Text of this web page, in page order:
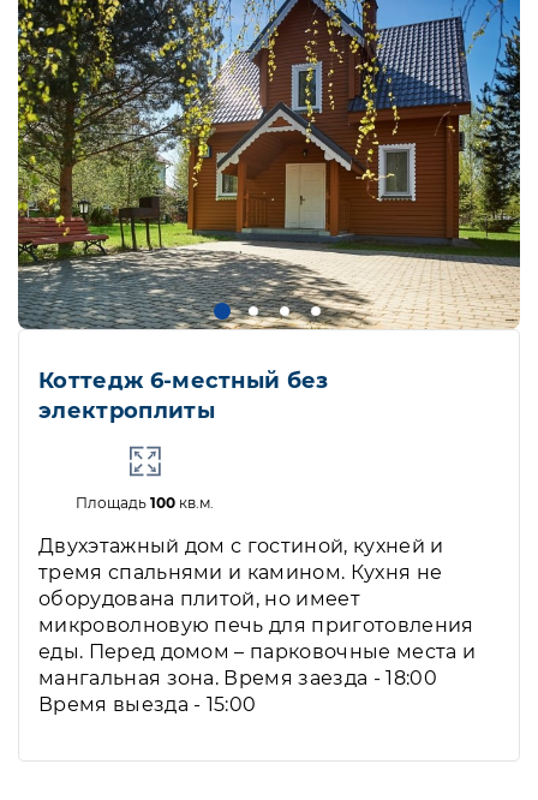
Коттедж 6-местный без
электроплиты
Площадь100 кв.м.
Двухэтажный дом с гостиной, кухней и
тремя спальнями и камином. Кухня не
оборудована плитой, но имеет
микроволновую печь для приготовления
еды. Перед домом – парковочные места и
мангальная зона. Время заезда - 18:00
Время выезда - 15:00